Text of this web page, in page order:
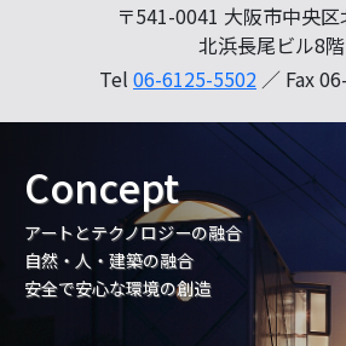
〒541-0041 大阪市中央
北浜長尾ビル8階
Tel 06-6125-5502 ／ Fax
Concept
アートとテクノロジーの融合
自然・人・建築の融合
安全で安心な環境の創造